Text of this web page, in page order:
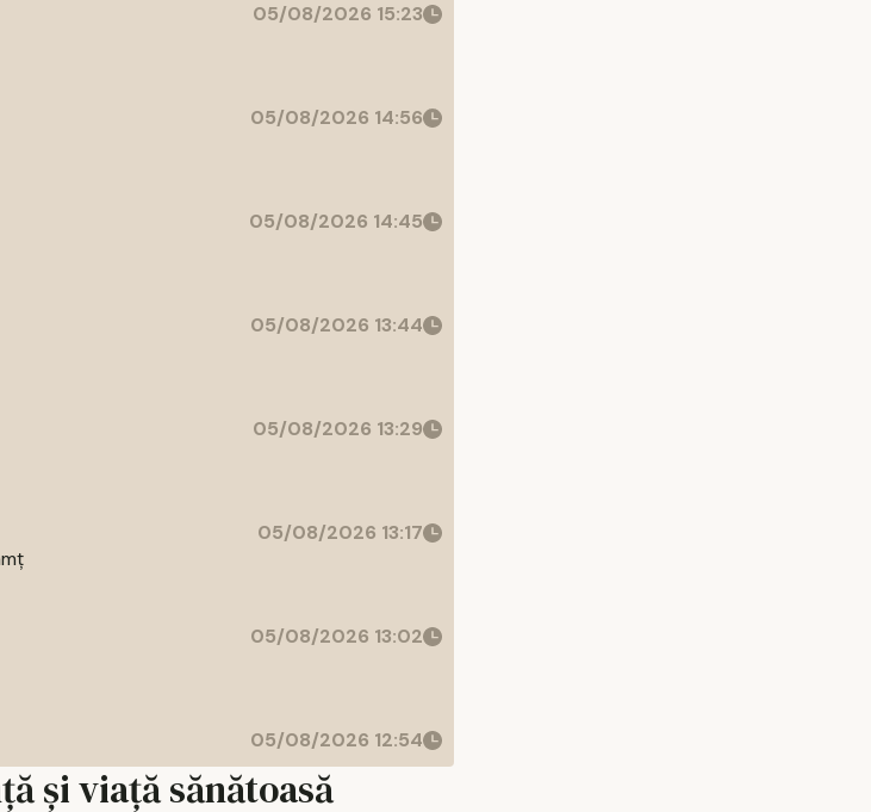
05/08/2026 15:23
05/08/2026 14:56
05/08/2026 14:45
05/08/2026 13:44
05/08/2026 13:29
05/08/2026 13:17
05/08/2026 13:02
05/08/2026 12:54
și viață sănătoasă